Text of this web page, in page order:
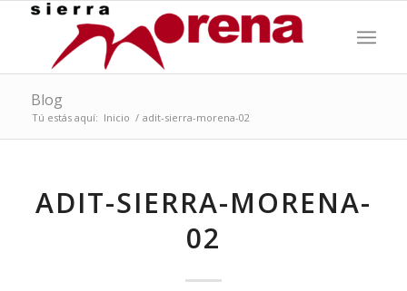
Blog
Tú estás aquí: Inicio / adit-sierra-morena-02
ADIT-SIERRA-MORENA-
02